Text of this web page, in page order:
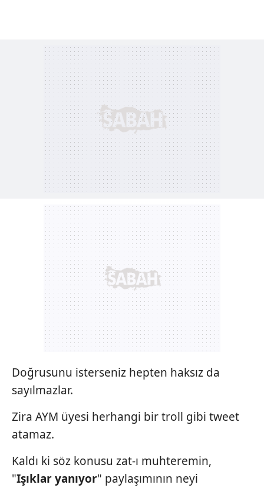
Doğrusunu isterseniz hepten haksız da
sayılmazlar.
Zira AYM üyesi herhangi bir troll gibi tweet
atamaz.
Kaldı ki söz konusu zat-ı muhteremin,
"Işıklar yanıyor" paylaşımının neyi